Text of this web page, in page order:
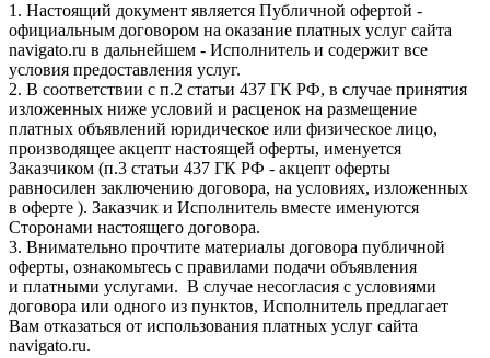
1. Настоящий документ является Публичной офертой -
официальным договором на оказание платных услуг сайта
navigato.ru в дальнейшем - Исполнитель и содержит все
условия предоставления услуг.
2. В соответствии с п.2 статьи 437 ГК РФ, в случае принятия
изложенных ниже условий и расценок на размещение
платных объявлений юридическое или физическое лицо,
производящее акцепт настоящей оферты, именуется
Заказчиком (п.3 статьи 437 ГК РФ - акцепт оферты
равносилен заключению договора, на условиях, изложенных
в оферте ). Заказчик и Исполнитель вместе именуются
Сторонами настоящего договора.
3. Внимательно прочтите материалы договора публичной
оферты, ознакомьтесь с правилами подачи объявления
и платными услугами. В случае несогласия с условиями
договора или одного из пунктов, Исполнитель предлагает
Вам отказаться от использования платных услуг сайта
navigato.ru.